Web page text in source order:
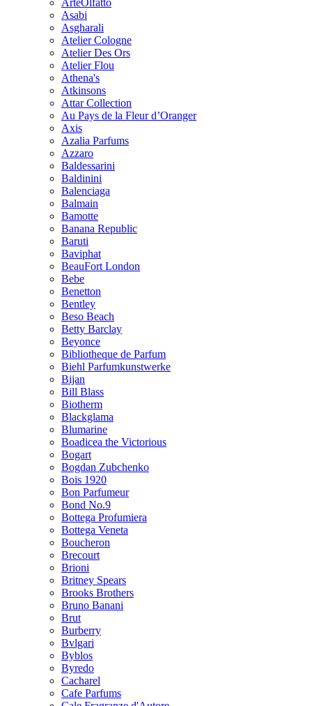
ArteOlfatto
Asabi
Asgharali
Atelier Cologne
Atelier Des Ors
Atelier Flou
Athena's
Atkinsons
Attar Collection
Au Pays de la Fleur d’Oranger
Axis
Azalia Parfums
Azzaro
Baldessarini
Baldinini
Balenciaga
Balmain
Bamotte
Banana Republic
Baruti
Baviphat
BeauFort London
Bebe
Benetton
Bentley
Beso Beach
Betty Barclay
Beyonce
Bibliotheque de Parfum
Biehl Parfumkunstwerke
Bijan
Bill Blass
Biotherm
Blackglama
Blumarine
Boadicea the Victorious
Bogart
Bogdan Zubchenko
Bois 1920
Bon Parfumeur
Bond No.9
Bottega Profumiera
Bottega Veneta
Boucheron
Brecourt
Brioni
Britney Spears
Brooks Brothers
Bruno Banani
Brut
Burberry
Bvlgari
Byblos
Byredo
Cacharel
Cafe Parfums